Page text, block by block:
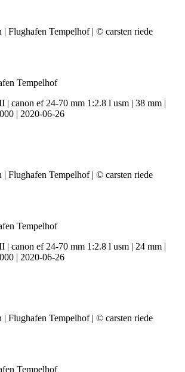
Tempelhof
| canon ef 24-70 mm 1:2.8 l usm | 38 mm |
| 2020-06-26
Tempelhof
| canon ef 24-70 mm 1:2.8 l usm | 24 mm |
| 2020-06-26
Tempelhof